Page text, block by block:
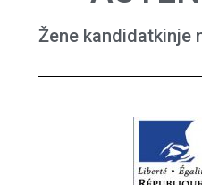
Žene kandidatkinje